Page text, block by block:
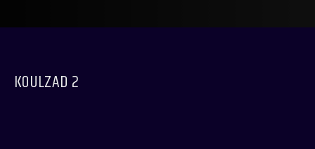
KOULZAD 2